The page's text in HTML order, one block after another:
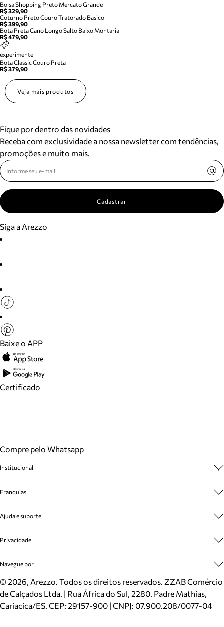
Bolsa Shopping Preto Mercato Grande
R$ 329,90
Coturno Preto Couro Tratorado Basico
R$ 399,90
Bota Preta Cano Longo Salto Baixo Montaria
R$ 479,90
experimente
Bota Classic Couro Preta
R$ 379,90
Veja mais produtos
Fique por dentro das novidades
Receba com exclusividade a nossa newsletter com tendências,
promoções e muito mais.
Cadastrar
Siga a Arezzo
Baixe o APP
Certificado
Compre pelo Whatsapp
Institucional
Cashback
Venda Corporativa
Mapa do Site
Inverno
Mundo Arezzo
Franquias
Plano de Negócio
Ajuda e suporte
Cadastro
Meus Pedidos
Trocas e Devoluções
Cartão Presente
Localizador de lojas
Privacidade
Politica e Privacidade
Navegue por
Sapatos
Bolsas
Scarpins
©2026, Arezzo. Todos os direitos reservados. ZZAB Comércio
de Calçados Ltda. | Rua África do Sul, 2280. Padre Mathias,
Cariacica/ES. CEP: 29157-900 | CNPJ: 07.900.208/0077-04